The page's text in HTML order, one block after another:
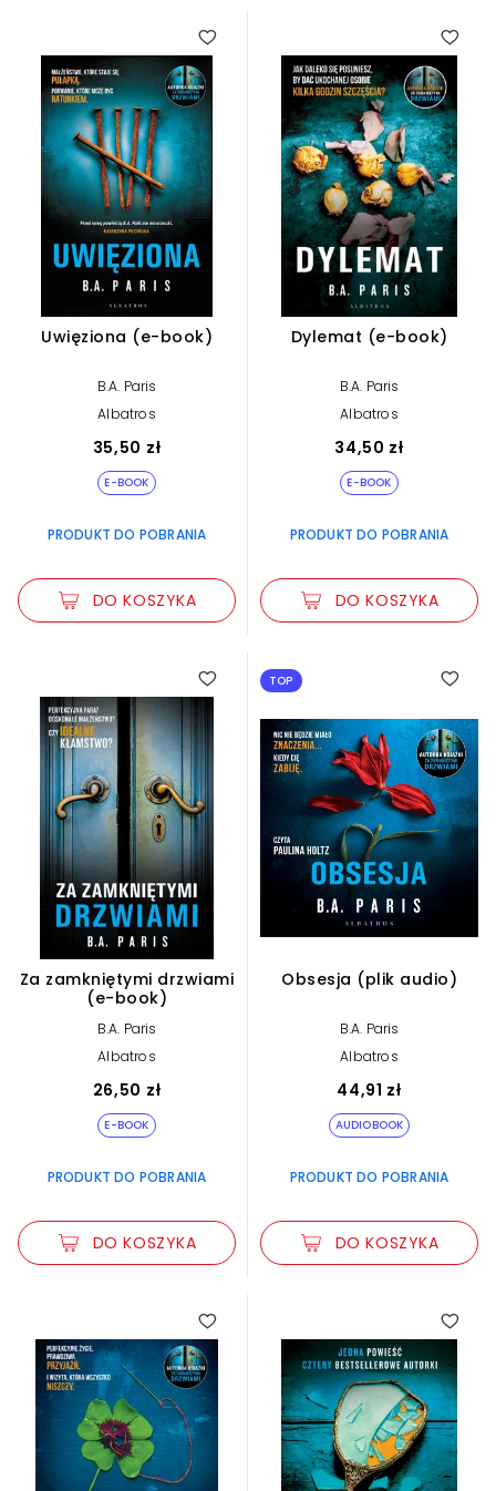
Uwięziona (e-book)
B.A. Paris
Albatros
35,50 zł
E-BOOK
PRODUKT DO POBRANIA
DO KOSZYKA
3.50
Dylemat (e-book)
B.A. Paris
Albatros
34,50 zł
E-BOOK
PRODUKT DO POBRANIA
DO KOSZYKA
Za zamkniętymi drzwiami
(e-book)
B.A. Paris
Albatros
26,50 zł
E-BOOK
PRODUKT DO POBRANIA
DO KOSZYKA
TOP
Obsesja (plik audio)
B.A. Paris
Albatros
44,91 zł
AUDIOBOOK
PRODUKT DO POBRANIA
DO KOSZYKA